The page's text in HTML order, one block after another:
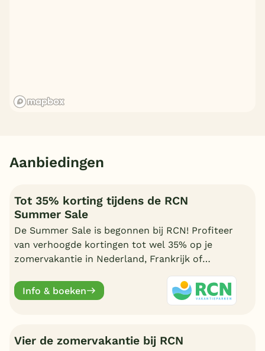
Aanbiedingen
Tot 35% korting tijdens de RCN
Summer Sale
De Summer Sale is begonnen bij RCN! Profiteer
van verhoogde kortingen tot wel 35% op je
zomervakantie in Nederland, Frankrijk of
Info & boeken
Vier de zomervakantie bij RCN